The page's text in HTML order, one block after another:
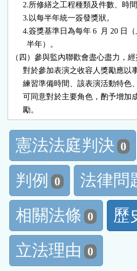
2.所修繕之工程種類及件數、
      3.以每半年統一簽發獎狀。
4.簽獎基準日為每年 6  月 20
        半年）。
（四）參與監內聯歡會盡心盡力，經
對於參加表演之收容人獎勵應
練習準備時間、該表演活動特
可同意對於主要角色，酌予增加
      勵。
憲法法庭判決 0
判例
0 法律問
相關法條 0 歷
立法理由 0